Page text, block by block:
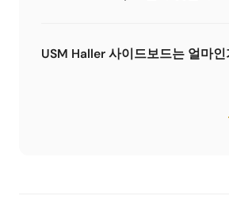
제품 또는 대안입니다. 호환 또는 유
렴한 가격에 사용합니다. Modula24
USM Haller 사이드보드는 얼마인
드는 Limics24에서 부품 가격이
터 시작합니다. 원제조사나 완제